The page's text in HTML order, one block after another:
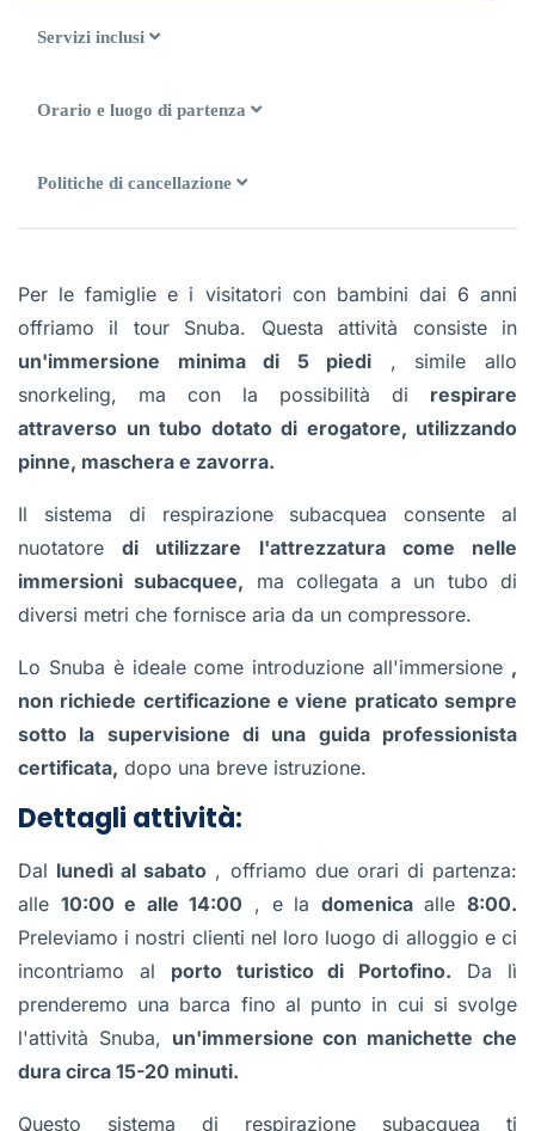
Servizi inclusi
Orario e luogo di partenza
Politiche di cancellazione
Per le famiglie e i visitatori con bambini dai 6 anni
offriamo il tour Snuba. Questa attività consiste in
un'immersione minima di 5 piedi , simile allo
snorkeling, ma con la possibilità di respirare
attraverso un tubo dotato di erogatore, utilizzando
pinne, maschera e zavorra.
Il sistema di respirazione subacquea consente al
nuotatoredi utilizzare l'attrezzatura come nelle
immersioni subacquee, ma collegata a un tubo di
diversi metri che fornisce aria da un compressore.
Lo Snuba è ideale come introduzione all'immersione ,
non richiede certificazione e viene praticato sempre
sotto la supervisione di una guida professionista
certificata, dopo una breve istruzione.
Dettagli attività:
Dal lunedì al sabato , offriamo due orari di partenza:
alle 10:00 e alle 14:00 , e la domenicaalle8:00.
Preleviamo i nostri clienti nel loro luogo di alloggio e ci
incontriamo al porto turistico di Portofino. Da lì
prenderemo una barca fino al punto in cui si svolge
l'attività Snuba, un'immersione con manichette che
dura circa 15-20 minuti.
Questo sistema di respirazione subacquea ti